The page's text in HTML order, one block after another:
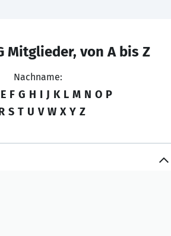
Mitglieder, von A bis Z
Nachname:
E F G H I J K L M N O P
S T U V W X Y Z